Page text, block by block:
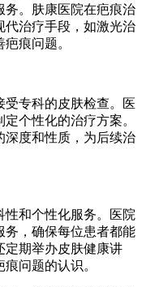
务。肤康医院在疤痕治
代治疗手段，如激光治
痕问题。
专科的皮肤检查。医
个性化的治疗方案。
深度和性质，为后续治
和个性化服务。医院
务，确保每位患者都能
定期举办皮肤健康讲
问题的认识。